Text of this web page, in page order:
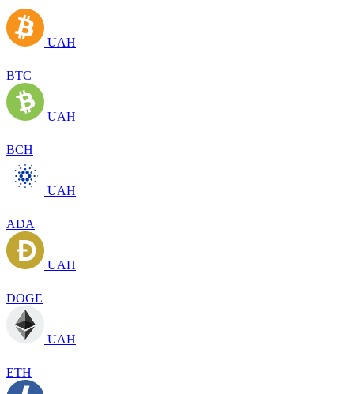
UAH
BTC
UAH
BCH
UAH
ADA
UAH
DOGE
UAH
ETH